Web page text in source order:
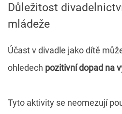
Důležitost
mládeže
Účast v divadle jako dítě
ohledech pozitivní dopad na
Tyto aktivity se neomezují